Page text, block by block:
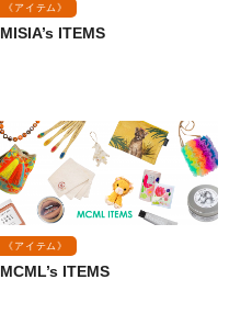
《アイテム》
MISIA’s ITEMS
《アイテム》
MCML’s ITEMS